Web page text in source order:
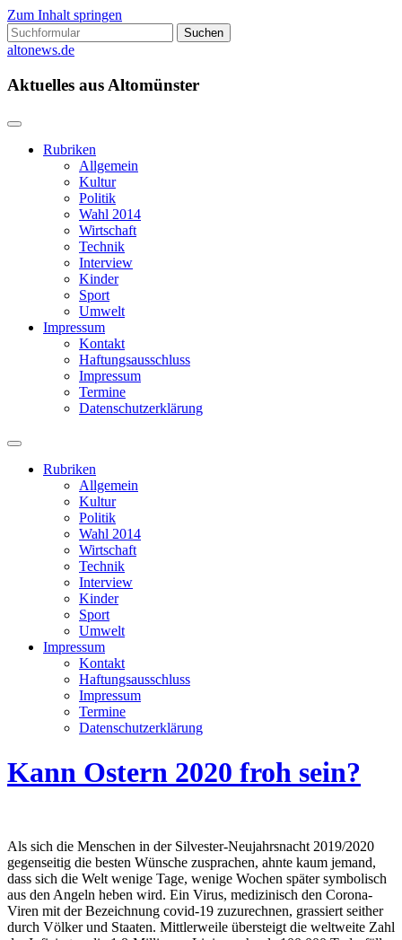
Zum Inhalt springen
Suchen
nach:
altonews.de
Aktuelles aus Altomünster
Rubriken
Allgemein
Kultur
Politik
Wahl 2014
Wirtschaft
Technik
Interview
Kinder
Sport
Umwelt
Impressum
Kontakt
Haftungsausschluss
Impressum
Termine
Datenschutzerklärung
Suchfeld
ein-/ausblenden
Rubriken
Allgemein
Kultur
Politik
Wahl 2014
Wirtschaft
Technik
Interview
Kinder
Sport
Umwelt
Impressum
Kontakt
Haftungsausschluss
Impressum
Termine
Datenschutzerklärung
Kann Ostern 2020 froh sein?
Als sich die Menschen in der Silvester-Neujahrsnacht 2019/2020
gegenseitig die besten Wünsche zusprachen, ahnte kaum jemand,
dass sich die Welt wenige Tage, wenige Wochen später symbolisch
aus den Angeln heben wird. Ein Virus, medizinisch den Corona-
Viren mit der Bezeichnung covid-19 zuzurechnen, grassiert seither
durch Völker und Staaten. Mittlerweile übersteigt die weltweite Zahl